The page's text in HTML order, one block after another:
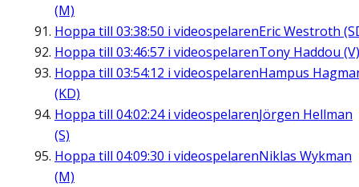
(M)
Hoppa till 03:38:50 i videospelarenEric Westroth
Hoppa till 03:46:57 i videospelarenTony Haddou (V)
Hoppa till 03:54:12 i videospelarenHampus
(KD)
Hoppa till 04:02:24i videospelarenJörgen Hellman
(S)
Hoppa till 04:09:30 i videospelarenNiklas Wykman
(M)